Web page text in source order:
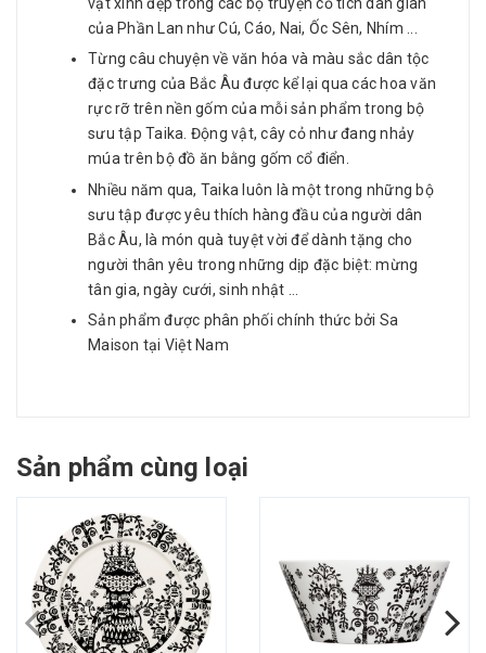
của Phần Lan như Cú, Cáo, Nai, Ốc Sên, Nhím ...
Từng câu chuyện về văn hóa và màu sắc dân tộc
đặc trưng của Bắc Âu được kể lại qua các hoa văn
rực rỡ trên nền gốm của mỗi sản phẩm trong bộ
sưu tập Taika. Động vật, cây cỏ như đang nhảy
múa trên bộ đồ ăn bằng gốm cổ điển.
Nhiều năm qua, Taika luôn là một trong những bộ
sưu tập được yêu thích hàng đầu của người dân
Bắc Âu, là món quà tuyệt vời để dành tặng cho
người thân yêu trong những dịp đặc biệt: mừng
tân gia, ngày cưới, sinh nhật ...
Sản phẩm được phân phối chính thức bởi Sa
Maison tại Việt Nam
Sản phẩm cùng loại